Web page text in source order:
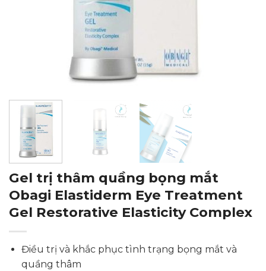
Gel trị thâm quầng bọng mắt
Obagi Elastiderm Eye Treatment
Gel Restorative Elasticity Complex
Điều trị và khắc phục tình trạng bọng mắt và
quầng thâm